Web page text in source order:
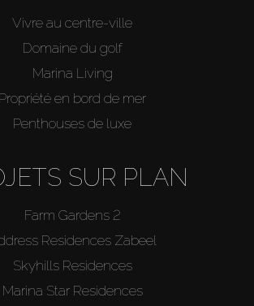
Vivre au centre-ville
Domaine du golf
Marina Living
Propriété en bord de mer
Penthouses de luxe
SUR PLAN
Farm Gardens 2
Residences Zabeel
Skyhills Residences
Marina Star Residences